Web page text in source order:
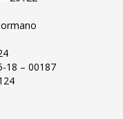
18 – 00187